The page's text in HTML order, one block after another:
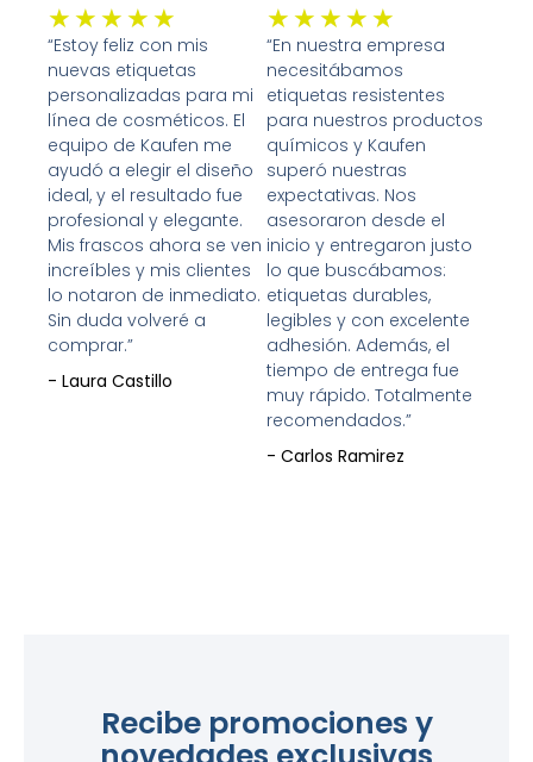
★ ★ ★ ★ ★ Valorado
con
5
de
5
“Estoy feliz con mis
nuevas etiquetas
personalizadas para mi
línea de cosméticos. El
equipo de Kaufen me
ayudó a elegir el diseño
ideal, y el resultado fue
profesional y elegante.
Mis frascos ahora se ven
increíbles y mis clientes
lo notaron de inmediato.
Sin duda volveré a
comprar.”
- Laura Castillo
★ ★ ★ ★ ★
con
5
de
5
“En nuestra empresa
necesitábamos
etiquetas resistentes
para nuestros productos
químicos y Kaufen
superó nuestras
expectativas. Nos
asesoraron desde el
inicio y entregaron justo
lo que buscábamos:
etiquetas durables,
legibles y con excelente
adhesión. Además, el
tiempo de entrega fue
muy rápido. Totalmente
recomendados.”
- Carlos Ramirez
Recibe promociones y